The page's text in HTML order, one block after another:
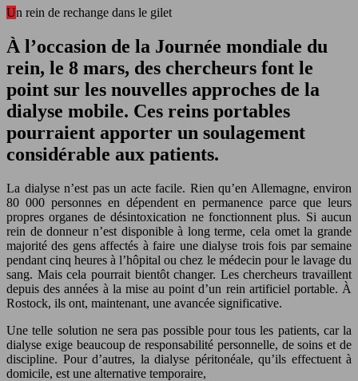
Un rein de rechange dans le gilet
À l’occasion de la Journée mondiale du
rein, le 8 mars, des chercheurs font le
point sur les nouvelles approches de la
dialyse mobile. Ces reins portables
pourraient apporter un soulagement
considérable aux patients.
La dialyse n’est pas un acte facile. Rien qu’en Allemagne, environ
80 000 personnes en dépendent en permanence parce que leurs
propres organes de désintoxication ne fonctionnent plus. Si aucun
rein de donneur n’est disponible à long terme, cela omet la grande
majorité des gens affectés à faire une dialyse trois fois par semaine
pendant cinq heures à l’hôpital ou chez le médecin pour le lavage du
sang. Mais cela pourrait bientôt changer. Les chercheurs travaillent
depuis des années à la mise au point d’un rein artificiel portable. À
Rostock, ils ont, maintenant, une avancée significative.
Une telle solution ne sera pas possible pour tous les patients, car la
dialyse exige beaucoup de responsabilité personnelle, de soins et de
discipline. Pour d’autres, la dialyse péritonéale, qu’ils effectuent à
domicile, est une alternative temporaire,